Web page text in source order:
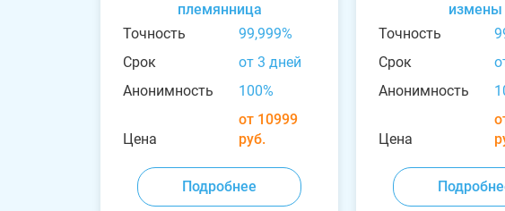
племянница
Точность
99,999%
Срок
от 3 дней
Анонимность
100%
Цена
от 10999
руб.
Подробнее
измены
Точность
Срок
Анонимность
Цена